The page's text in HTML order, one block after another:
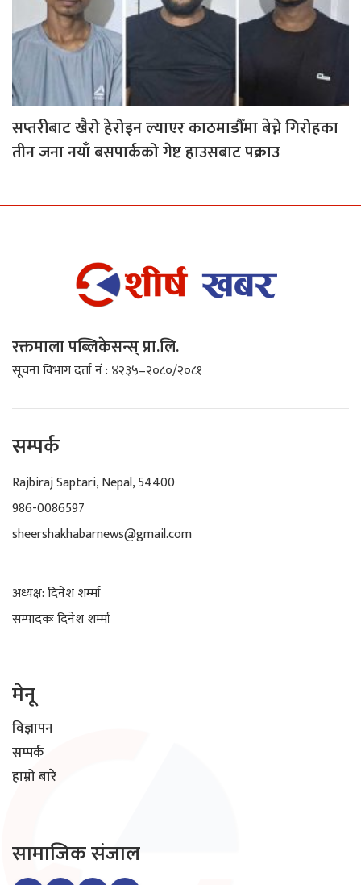
सप्तरीबाट खैरो हेरोइन ल्याएर काठमाडौँमा बेच्ने गिरोहका
तीन जना नयाँ बसपार्कको गेष्ट हाउसबाट पक्राउ
रक्तमाला पब्लिकेसन्स् प्रा.लि.
सूचना विभाग दर्ता नं : ४२३५–२०८०/२०८१
सम्पर्क
Rajbiraj Saptari, Nepal, 54400
986-0086597
sheershakhabarnews@gmail.com
अध्यक्ष: दिनेश शर्म्मा
सम्पादकः दिनेश शर्म्मा
मेनू
विज्ञापन
सम्पर्क
हाम्रो बारे
सामाजिक संजाल